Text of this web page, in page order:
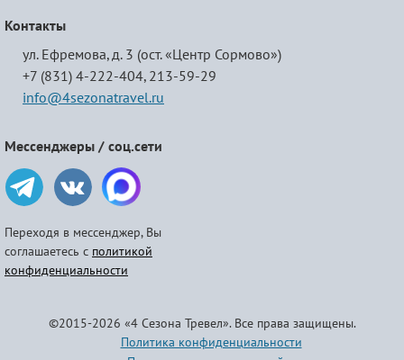
Контакты
ул. Ефремова, д. 3 (ост. «Центр Сормово»)
+7 (831) 4-222-404, 213-59-29
info@4sezonatravel.ru
Мессенджеры / соц.сети
Переходя в мессенджер, Вы
соглашаетесь с политикой
конфиденциальности
©2015-2026 «4 Сезона Тревел». Все права защищены.
Политика конфиденциальности